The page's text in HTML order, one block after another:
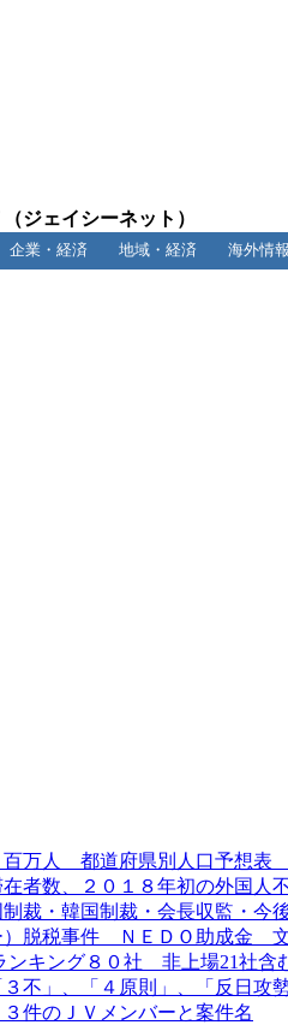
ジェイシーネット）
企業・経済 地域・経済 海外情報
百万人 都道府県別人口予想
者数、２０１８年初の外国人
裁・韓国制裁・会長収監・今
）脱税事件 ＮＥＤＯ助成金
ンキング８０社 非上場21社
不」、「４原則」、「反日攻勢
件のＪＶメンバーと案件名